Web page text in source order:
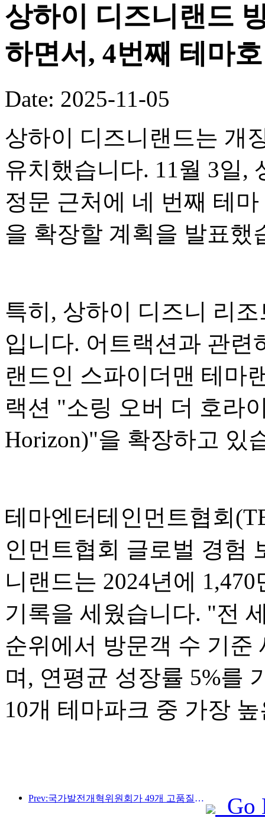
상하이 디즈니랜드
하면서, 4번째 테마
Date: 2025-11-05
상하이 디즈니랜드는 개
유치했습니다. 11월 3일,
정문 근처에 네 번째 테
을 확장할 계획을 발표했
특히, 상하이 디즈니 리
입니다. 어트랙션과 관련
랜드인 스파이더맨 테마
랙션 "소링 오버 더 호라
Horizon)"을 확장하고 있
테마엔터테인먼트협회
인먼트협회 글로벌 경험
니랜드는 2024년에
기록을 세웠습니다. "전
순위에서 방문객 수 기준
며, 연평균 성장률 5%를
10개 테마파크 중 가장
Prev:국가발전개혁위원회가 49개 고품질 야외 스포츠 명소를 첫 번째로 공개했습니다. Go